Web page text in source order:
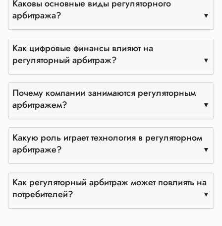
Каковы основные виды регуляторного
арбитража?
Как цифровые финансы влияют на
регуляторный арбитраж?
Почему компании занимаются регуляторным
арбитражем?
Какую роль играет технология в регуляторном
арбитраже?
Как регуляторный арбитраж может повлиять на
потребителей?